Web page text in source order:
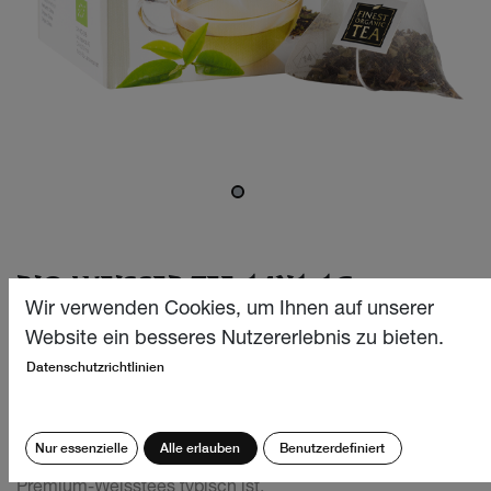
BIO WEISSER TEE 14X1.1G
Dieser Tee, gewonnen aus den zartesten Blättern und
während der cremige, leicht mineralische Charakter ein
besonders elegantes Geschmackserlebnis bietet, das für
Wir verwenden Cookies, um Ihnen auf unserer
Website ein besseres Nutzererlebnis zu bieten.
Datenschutzrichtlinien
Nur essenzielle Alle erlauben Benutzerdefiniert